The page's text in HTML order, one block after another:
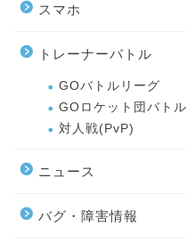
スマホ
トレーナーバトル
GOバトルリーグ
GOロケット団バトル
対人戦(PvP)
ニュース
バグ・障害情報